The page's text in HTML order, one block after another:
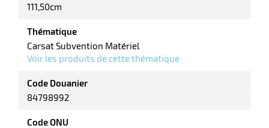
111,50cm
Thématique
Carsat Subvention Matériel
Voir les produits de cette thématique
Code Douanier
84798992
Code ONU